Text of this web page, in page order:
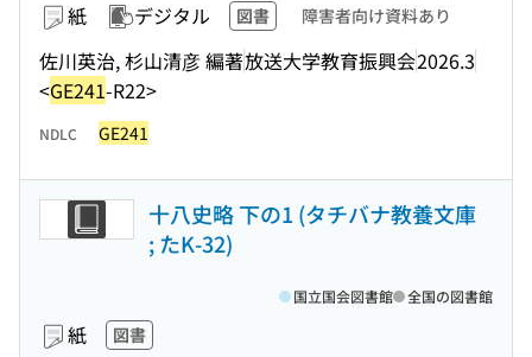
紙 デジタル 図書 障害者向け資料あり
佐川英治, 杉山清彦 編著放送大学教育振興会2026.3
<GE241-R22>
NDLC GE241
十八史略 下の1 (タチバナ教養文庫
; たK-32)
紙 図書
国立国会図書館 全国の図書館